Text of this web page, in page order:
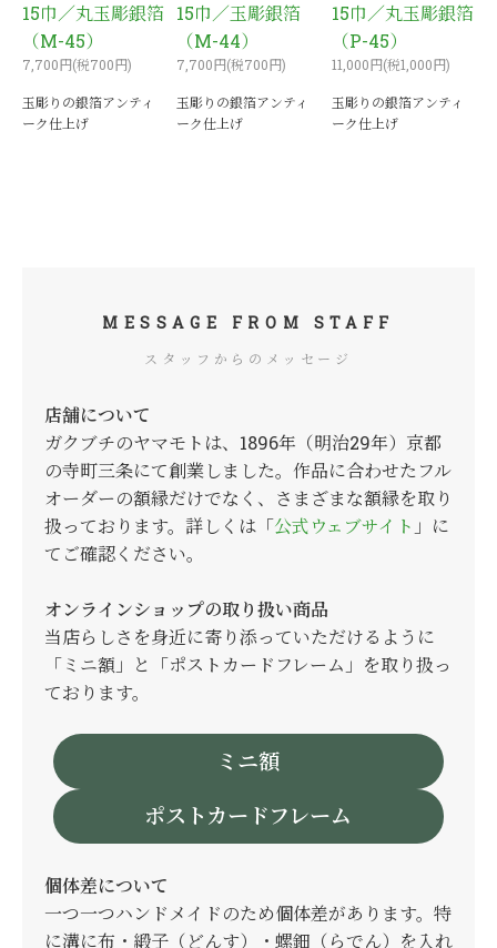
15巾／丸玉彫銀箔
（M-45）
7,700円(税700円)
玉彫りの銀箔アンティ
ーク仕上げ
15巾／玉彫銀箔
（M-44）
7,700円(税700円)
玉彫りの銀箔アンティ
ーク仕上げ
15巾／丸玉彫銀箔
（P-45）
11,000円(税1,000円)
玉彫りの銀箔アンティ
ーク仕上げ
MESSAGE FROM STAFF
スタッフからのメッセージ
店舗について
ガクブチのヤマモトは、1896年（明治29年）京都
の寺町三条にて創業しました。作品に合わせたフル
オーダーの額縁だけでなく、さまざまな額縁を取り
扱っております。詳しくは「公式ウェブサイト 」に
てご確認ください。
オンラインショップの取り扱い商品
当店らしさを身近に寄り添っていただけるように
「ミニ額」と「ポストカードフレーム」を取り扱っ
ております。
ミニ額
ポストカードフレーム
個体差について
一つ一つハンドメイドのため個体差があります。特
に溝に布・緞子（どんす）・螺鈿（らでん）を入れ